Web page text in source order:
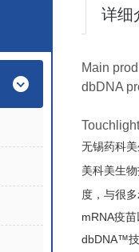
详细
Main
dbDNA
无锡药科
美科美生
度，与很
mRNA疫
dbDNA™